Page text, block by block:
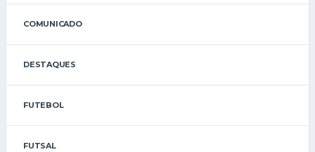
COMUNICADO
DESTAQUES
FUTEBOL
FUTSAL